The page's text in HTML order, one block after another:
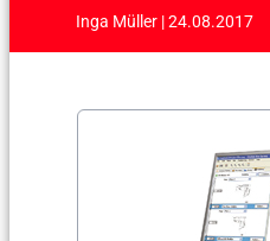
Inga Müller | 24.08.2017